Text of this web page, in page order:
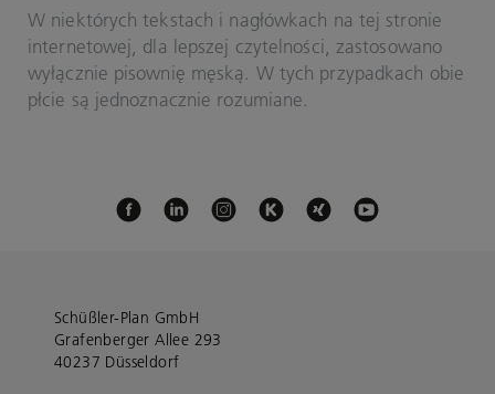
W niektórych tekstach i nagłówkach na tej stronie
internetowej, dla lepszej czytelności, zastosowano
wyłącznie pisownię męską. W tych przypadkach obie
płcie są jednoznacznie rozumiane.
Schüßler-Plan GmbH
Grafenberger Allee 293
40237 Düsseldorf